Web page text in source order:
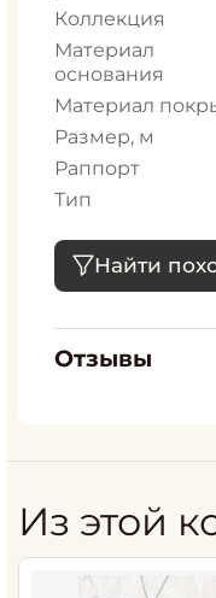
Коллекция
Материал
основания
Материал
Размер, м
Раппорт
Тип
Найти
Отзывы
Из этой